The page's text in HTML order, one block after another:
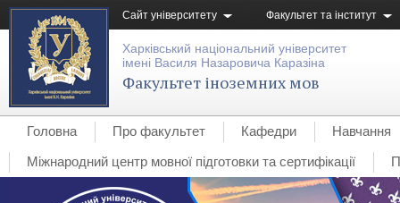
Сайт університету Факультет та інститут
Харківський національний університет
імені Василя Назаровича Каразіна
Факультет іноземних мов
Головна Про факультет Кафедри
Навчання
Міжнародний центр мовної підготовки та сертифікації